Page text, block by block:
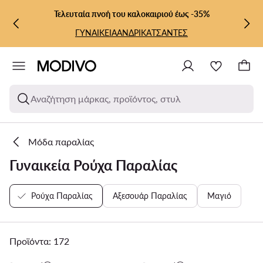
ΜΕΤΆΒΑΣΗ ΣΤΟ ΚΎΡΙΟ ΠΕΡΙΕΧΌΜΕΝΟ
ΜΕΤΆΒΑΣΗ ΣΤΗΝ ΑΝΑΖΉΤΗΣΗ
Τελευταία πνοή του καλοκαιριού έως -35%
ΓΥΝΑΙΚΕΙΑΑΝΔΡΙΚΑΤΣΑΝΤΕΣ
Αναζήτηση μάρκας, προϊόντος, στυλ
Μόδα παραλίας
Γυναικεία Ρούχα Παραλίας
Ρούχα Παραλίας Αξεσουάρ Παραλίας Μαγιό
Προϊόντα: 172